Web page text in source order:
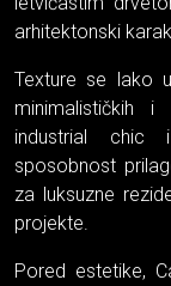
arhitektonski
Texture se lako
minimalističkih
industrial chic
sposobnost
za luksuzne
projekte.
Pored estetike,